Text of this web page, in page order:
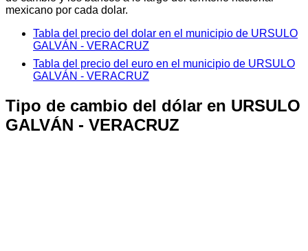
mexicano por cada dolar.
Tabla del precio del dolar en el municipio de URSULO
GALVÁN - VERACRUZ
Tabla del precio del euro en el municipio de URSULO
GALVÁN - VERACRUZ
Tipo de cambio del dólar en URSULO
GALVÁN - VERACRUZ